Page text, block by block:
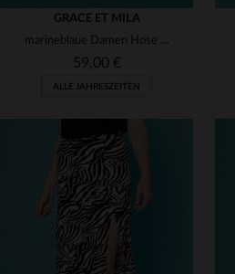
(1)
(50)
(2)
(2)
(1)
VERFÜGBARE GRÖSSEN
S M L
GRACE ET MILA
marineblaue Damen Hose mit seitliche Streifen
59,00 €
ALLE JAHRESZEITEN